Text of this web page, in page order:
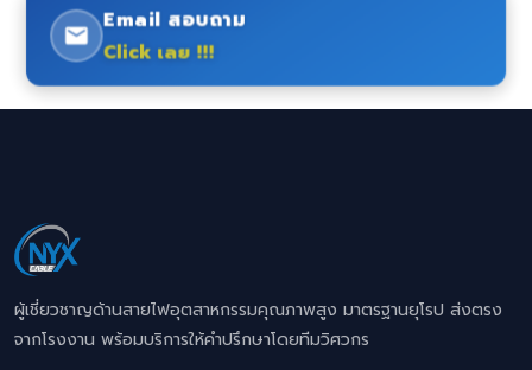
Email สอบถาม
Click เลย !!!
ผู้เชี่ยวชาญด้านสายไฟอุตสาหกรรมคุณภาพสูง มาตรฐานยุโรป ส่งตรง
จากโรงงาน พร้อมบริการให้คำปรึกษาโดยทีมวิศวกร